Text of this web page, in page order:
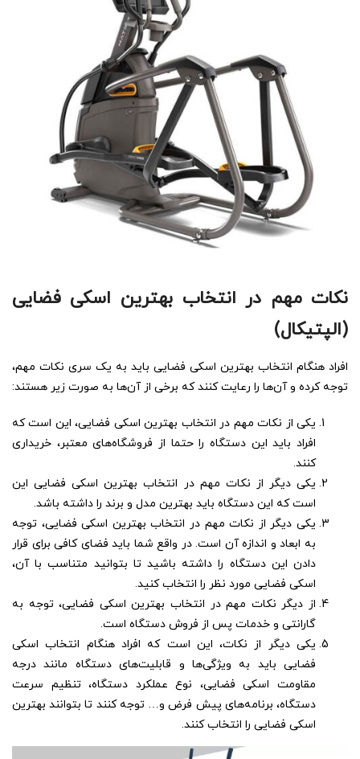
نکات مهم در انتخاب بهترین اسکی فضایی
(الپتیکال)
افراد هنگام انتخاب بهترین اسکی فضایی باید به یک سری نکات مهم،
توجه کرده و آن‌ها را رعایت کنند که برخی از آن‌ها به صورت زیر هستند:
یکی از نکات مهم در انتخاب بهترین اسکی فضایی، این است که
افراد باید این دستگاه را حتما از فروشگاه‌های معتبر، خریداری
کنند.
یکی دیگر از نکات مهم در انتخاب بهترین اسکی فضایی این
است که این دستگاه باید بهترین مدل و برند را داشته باشد.
یکی دیگر از نکات مهم در انتخاب بهترین اسکی فضایی، توجه
به ابعاد و اندازه آن است. در واقع شما باید فضای کافی برای قرار
دادن این دستگاه را داشته باشید تا بتوانید متناسب با آن،
اسکی فضایی مورد نظر را انتخاب کنید.
از دیگر نکات مهم در انتخاب بهترین اسکی فضایی، توجه به
گارانتی و خدمات پس از فروش دستگاه است.
یکی دیگر از نکات، این است که افراد هنگام انتخاب اسکی
فضایی باید به ویژگی‌ها و قابلیت‌های دستگاه مانند درجه
مقاومت اسکی فضایی، نوع عملکرد دستگاه، تنظیم سرعت
دستگاه، برنامه‌های پیش فرض و… توجه کنند تا بتوانند بهترین
اسکی فضایی را انتخاب کنند.